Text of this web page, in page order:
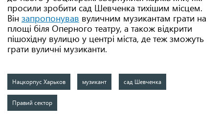
просили зробити сад Шевченка тихішим місцем.
Він запропонував вуличним музикантам грати на
площі біля Оперного театру, а також відкрити
пішохідну вулицю у центрі міста, де теж зможуть
грати вуличні музиканти.
Нацкорпус Харьков музикант сад Шевченка
Правий сектор